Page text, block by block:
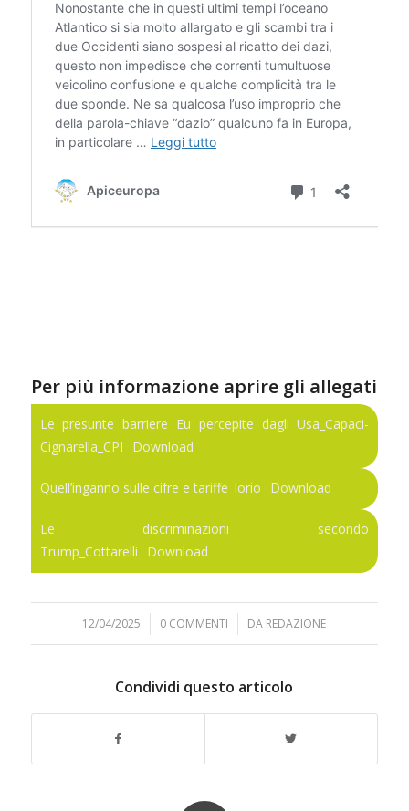
Per più informazione aprire gli allegati
Le presunte barriere Eu percepite dagli Usa_Capaci-
Cignarella_CPI
Download
Quell’inganno sulle cifre e tariffe_Iorio Download
Le discriminazioni secondo
Trump_Cottarelli
Download
12/04/2025
/ 0 COMMENTI
/ DA REDAZIONE
Condividi questo articolo